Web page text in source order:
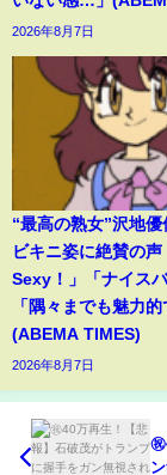
2026年8月7日
“最高の熟女”沢地優
ビキニ姿に絶賛の声
Sexy！」「ナイスバ
「隅々までも魅力的
(ABEMA TIMES)
2026年8月7日